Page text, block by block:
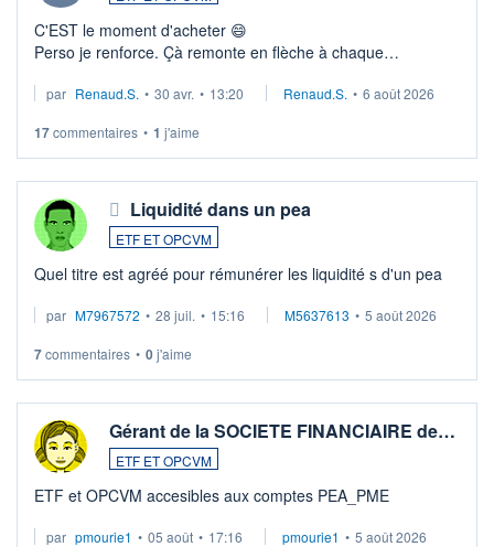
C'EST le moment d'acheter 😄​
Perso je renforce. Çà remonte en flèche à chaque
Investissement long terme tip top pour sa retraite.
par Renaud.S. • 30 avr. • 13:20 Renaud.S. • 6 août 2026
17commentaires • 1 j'aime
Liquidité dans un pea
ETF ET OPCVM
Quel titre est agréé pour rémunérer les liquidité s d'un pea
par M7967572 • 28 juil. • 15:16 M5637613 • 5 août 2026
7commentaires • 0j'aime
Gérant de la SOCIETE FINANCIAIRE de…
ETF ET OPCVM
ETF et OPCVM accesibles aux comptes PEA_PME
par pmourie1 • 05 août • 17:16 pmourie1 • 5 août 2026